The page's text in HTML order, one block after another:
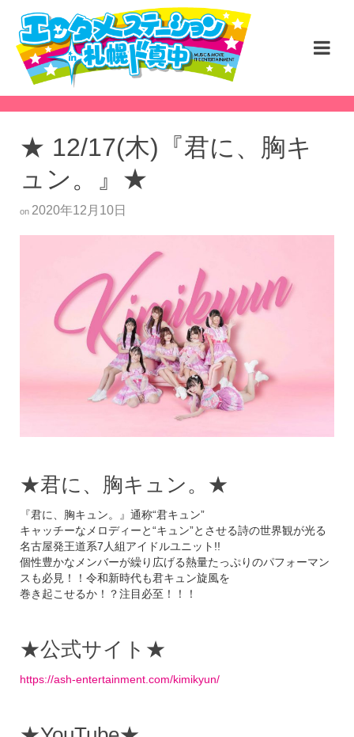
★ 12/17(木)『君に、胸キ
ュン。』★
on 2020年12月10日
★君に、胸キュン。★
『君に、胸キュン。』通称“君キュン”
キャッチーなメロディーと“キュン”とさせる詩の世界観が光る
名古屋発王道系7人組アイドルユニット!!
個性豊かなメンバーが繰り広げる熱量たっぷりのパフォーマン
スも必見！！令和新時代も君キュン旋風を
巻き起こせるか！？注目必至！！！
★公式サイト★
https://ash-entertainment.com/kimikyun/